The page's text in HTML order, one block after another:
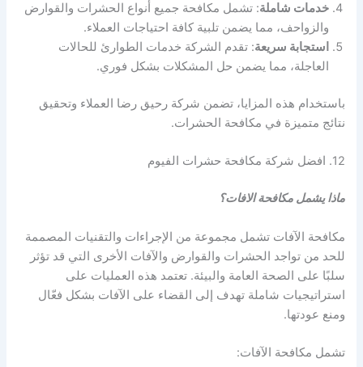
خدمات شاملة: تشمل مكافحة جميع أنواع الحشرات والقوارض
والزواحف، مما يضمن تلبية كافة احتياجات العملاء.
استجابة سريعة: تقدم الشركة خدمات الطوارئ للحالات
العاجلة، مما يضمن حل المشكلات بشكل فوري.
باستخدام هذه المزايا، تضمن شركة رحيق رضا العملاء وتحقيق
نتائج متميزة في مكافحة الحشرات.
12. افضل شركة مكافحة حشرات الفيوم
ماذا يشمل مكافحة الافات؟
مكافحة الآفات تشمل مجموعة من الإجراءات والتقنيات المصممة
للحد من تواجد الحشرات والقوارض والآفات الأخرى التي قد تؤثر
سلبًا على الصحة العامة والبيئة. تعتمد هذه العمليات على
استراتيجيات شاملة تهدف إلى القضاء على الآفات بشكل فعّال
ومنع عودتها.
تشمل مكافحة الآفات: